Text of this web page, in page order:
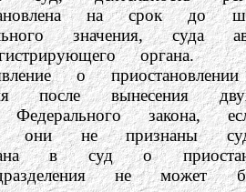
на срок до
значения, суда
органа.
после вынесения
закона,
они не признаны
в суд о
не